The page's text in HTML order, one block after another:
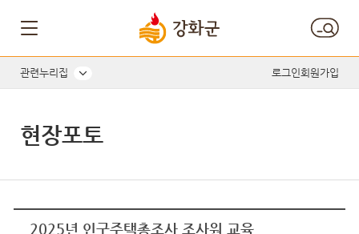
관련누리집 로그인회원가입
현장포토
2025년 인구주택총조사 조사원 교육